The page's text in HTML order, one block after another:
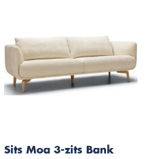
Sits Moa 3-zits Bank